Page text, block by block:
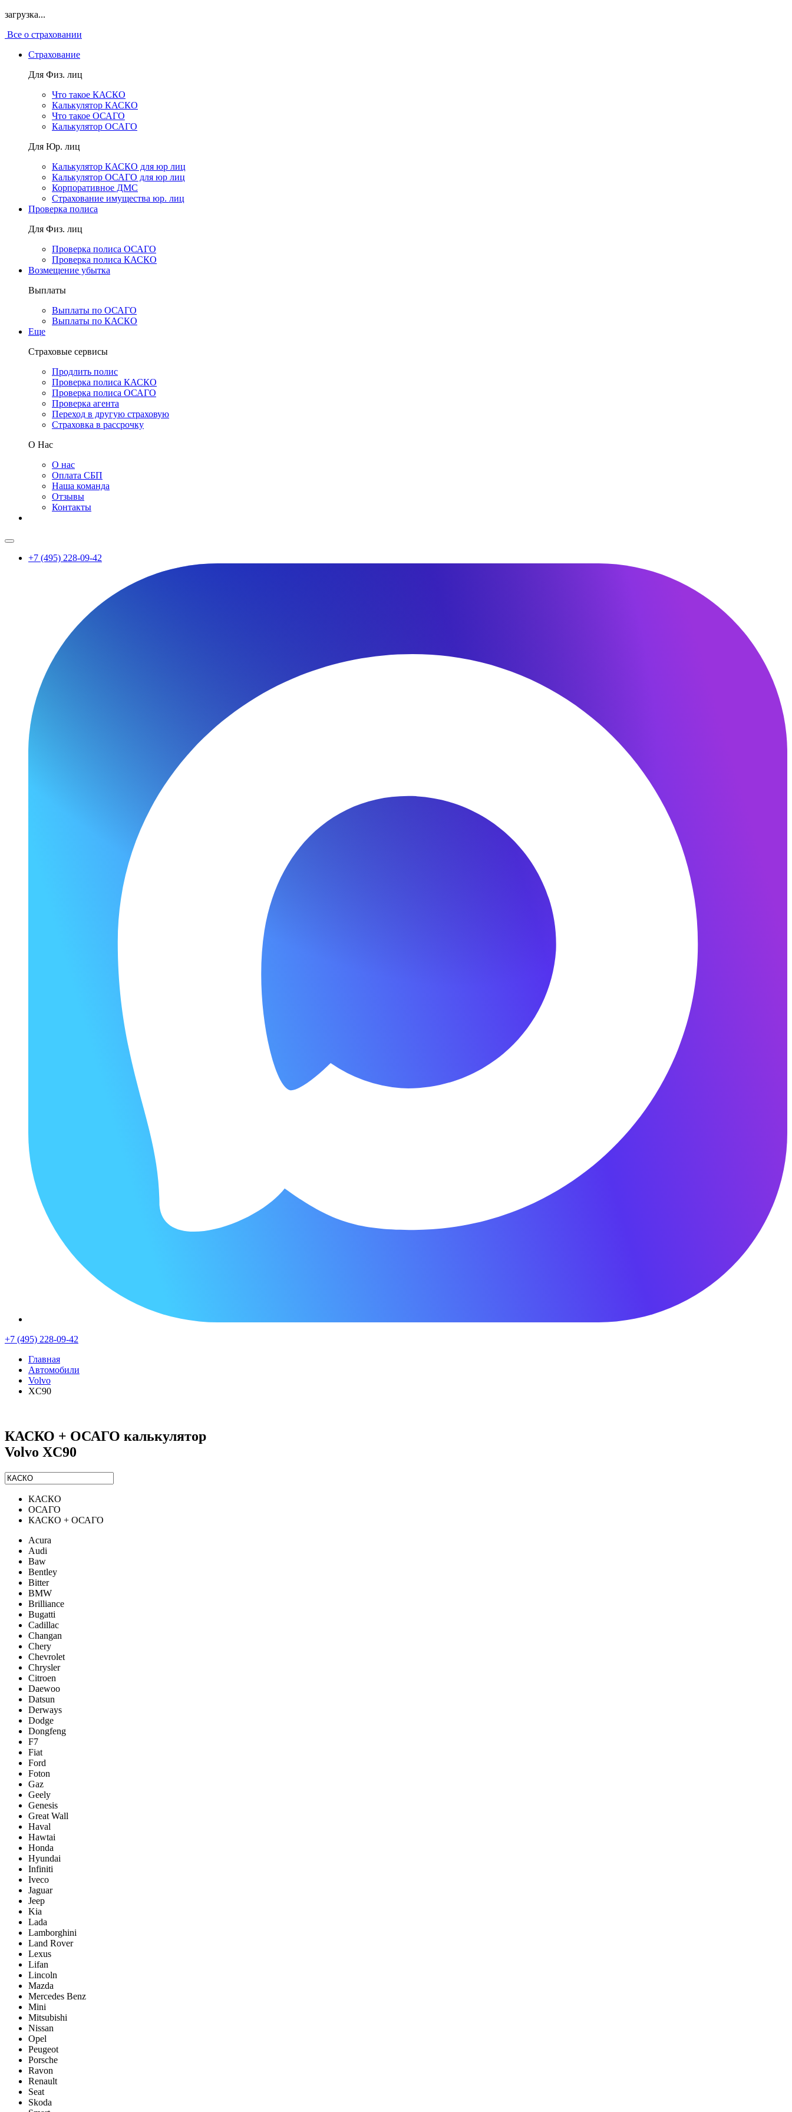
загрузка...
Все о страховании
Страхование
Для Физ. лиц
Что такое КАСКО
Калькулятор КАСКО
Что такое ОСАГО
Калькулятор ОСАГО
Для Юр. лиц
Калькулятор КАСКО для юр лиц
Калькулятор ОСАГО для юр лиц
Корпоративное ДМС
Страхование имущества юр. лиц
Проверка полиса
Для Физ. лиц
Проверка полиса ОСАГО
Проверка полиса КАСКО
Возмещение убытка
Выплаты
Выплаты по ОСАГО
Выплаты по КАСКО
Еще
Страховые сервисы
Продлить полис
Проверка полиса КАСКО
Проверка полиса ОСАГО
Проверка агента
Переход в другую страховую
Страховка в рассрочку
О Нас
О нас
Оплата СБП
Наша команда
Отзывы
Контакты
+7 (495) 228-09-42
+7 (495) 228-09-42
Главная
Автомобили
Volvo
XC90
КАСКО + ОСАГО калькулятор
Volvo XC90
КАСКО
ОСАГО
КАСКО + ОСАГО
Acura
Audi
Baw
Bentley
Bitter
BMW
Brilliance
Bugatti
Cadillac
Changan
Chery
Chevrolet
Chrysler
Citroen
Daewoo
Datsun
Derways
Dodge
Dongfeng
F7
Fiat
Ford
Foton
Gaz
Geely
Genesis
Great Wall
Haval
Hawtai
Honda
Hyundai
Infiniti
Iveco
Jaguar
Jeep
Kia
Lada
Lamborghini
Land Rover
Lexus
Lifan
Lincoln
Mazda
Mercedes Benz
Mini
Mitsubishi
Nissan
Opel
Peugeot
Porsche
Ravon
Renault
Seat
Skoda